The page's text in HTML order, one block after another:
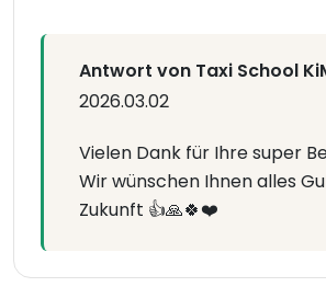
Antwort von Taxi School
2026.03.02
Vielen Dank für Ihre super
Wir wünschen Ihnen alles
Zukunft 👍🙏🍀❤️